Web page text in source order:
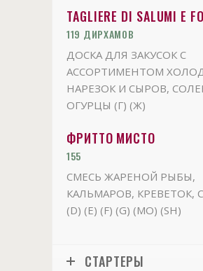
TAGLIERE DI SALUMI E
119 ДИРХАМОВ
ДОСКА ДЛЯ ЗАКУСОК С
АССОРТИМЕНТОМ
НАРЕЗОК И СЫРОВ,
ОГУРЦЫ (Г) (Ж)
ФРИТТО МИСТО
155
СМЕСЬ ЖАРЕНОЙ РЫБЫ,
КАЛЬМАРОВ, КРЕВЕТОК,
(D) (E) (F) (G) (MO) (SH)
СТАРТЕРЫ